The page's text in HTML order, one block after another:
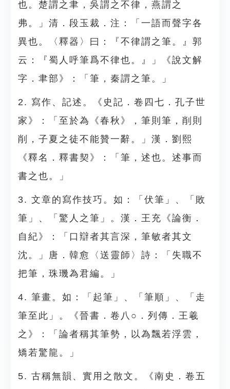
也。楚謂之聿，吳謂之不律，燕謂之
弗。」清．段玉裁．注：「一語而聲字各
異也。〈釋器〉曰：『不律謂之筆。』郭
云：『蜀人呼筆爲不律也。』」《說文解
字．聿部》：「筆，秦謂之筆。」
2. 寫作、記述。《史記．卷四七．孔子世
家》：「至於為《春秋》，筆則筆，削則
削，子夏之徒不能贊一辭。」漢．劉熙
《釋名．釋書契》：「筆，述也。述事而
書之也。」
3. 文章的寫作技巧。如：「伏筆」、「敗
筆」、「驚人之筆」。漢．王充《論衡．
自紀》：「口辯者其言深，筆敏者其文
沈。」唐．韓愈〈送靈師〉詩：「失職不
把筆，珠璣為君編。」
4. 筆畫。如：「起筆」、「筆順」、「走
筆至此」。《晉書．卷八○．列傳．王羲
之》：「論者稱其筆勢，以為飄若浮雲，
矯若驚龍。」
5. 古稱無韻、實用之散文。《南史．卷五